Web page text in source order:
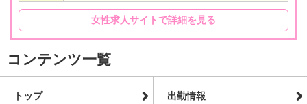
女性求人サイトで詳細を見る
コンテンツ一覧
トップ 出勤情報